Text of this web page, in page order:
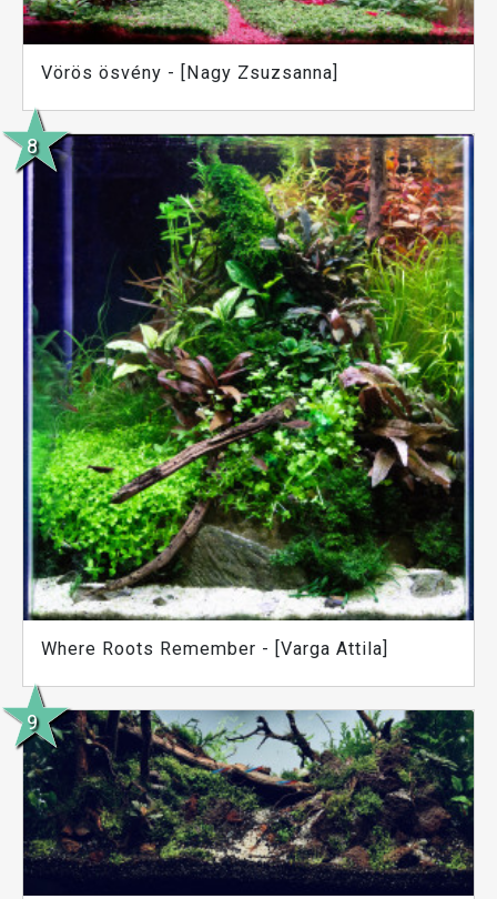
Vörös ösvény - [Nagy Zsuzsanna]
Where Roots Remember - [Varga Attila]